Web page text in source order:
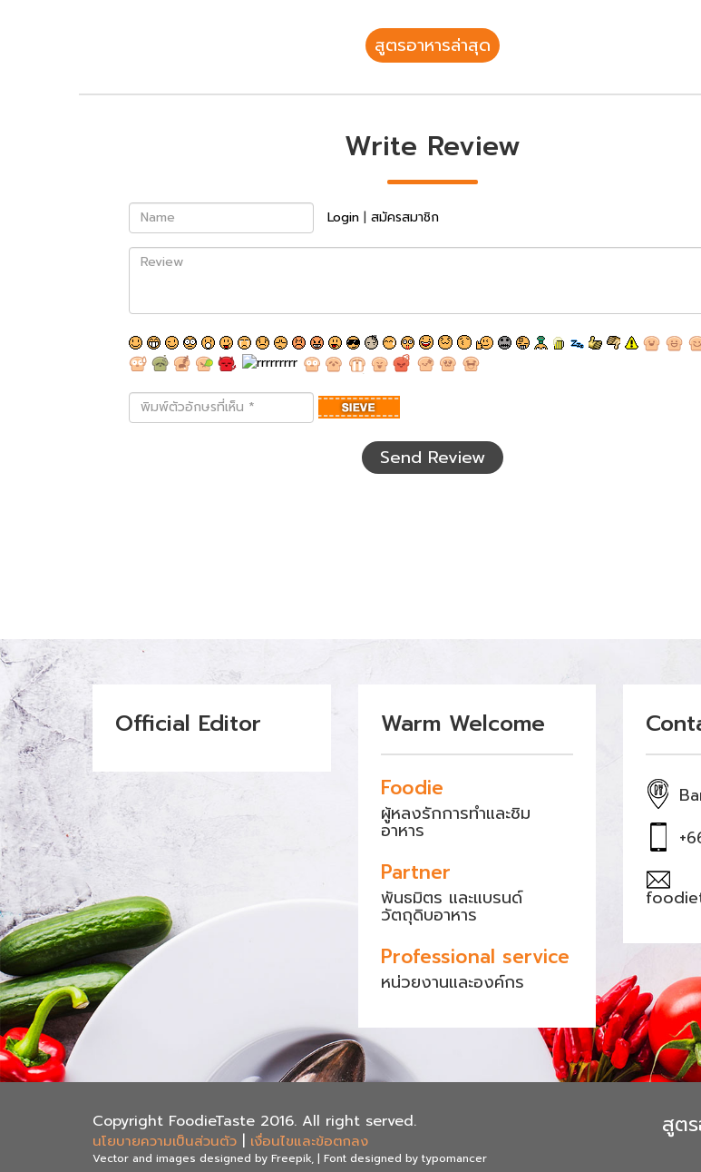
สูตรอาหารล่าสุด
Write Review
Name Login | สมัครสมาชิก
Review
พิมพ์
ตัว
Send Review
Official Editor Warm Welcome
Foodie
ผู้หลงรักการทำและชิม
อาหาร
Partner
พันธมิตร และแบรนด์
วัตถุดิบอาหาร
Professional service
หน่วยงานและองค์กร
Copyright FoodieTaste 2016. All right served.
นโยบายความเป็นส่วนตัว เงื่อนไขและข้อตกลง
Vector and images designed by Freepik, | Font designed by typomancer
สูต